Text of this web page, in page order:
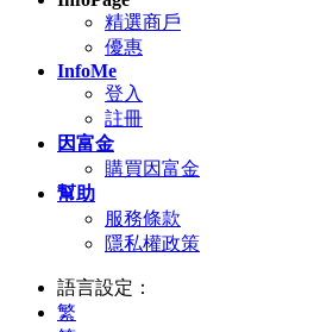
精選商戶
優惠
InfoMe
登入
註冊
因富金
購買因富金
幫助
服務條款
隱私權政策
語言設定：
繁